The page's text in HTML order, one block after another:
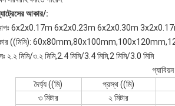
আকার/:
মাপঃ 6x2x0.17m 6x2x0.23m 6x2x0.30m
((মিমি):
২.২ মিমি/৩.২ মিমি,2.4 মিমি/3.4 মিমি,2 মিমি/3.0 মিমি
দৈর্ঘ্য ((মি)
প্রস্থ ((মি)
৩ মিটার
২ মিটার